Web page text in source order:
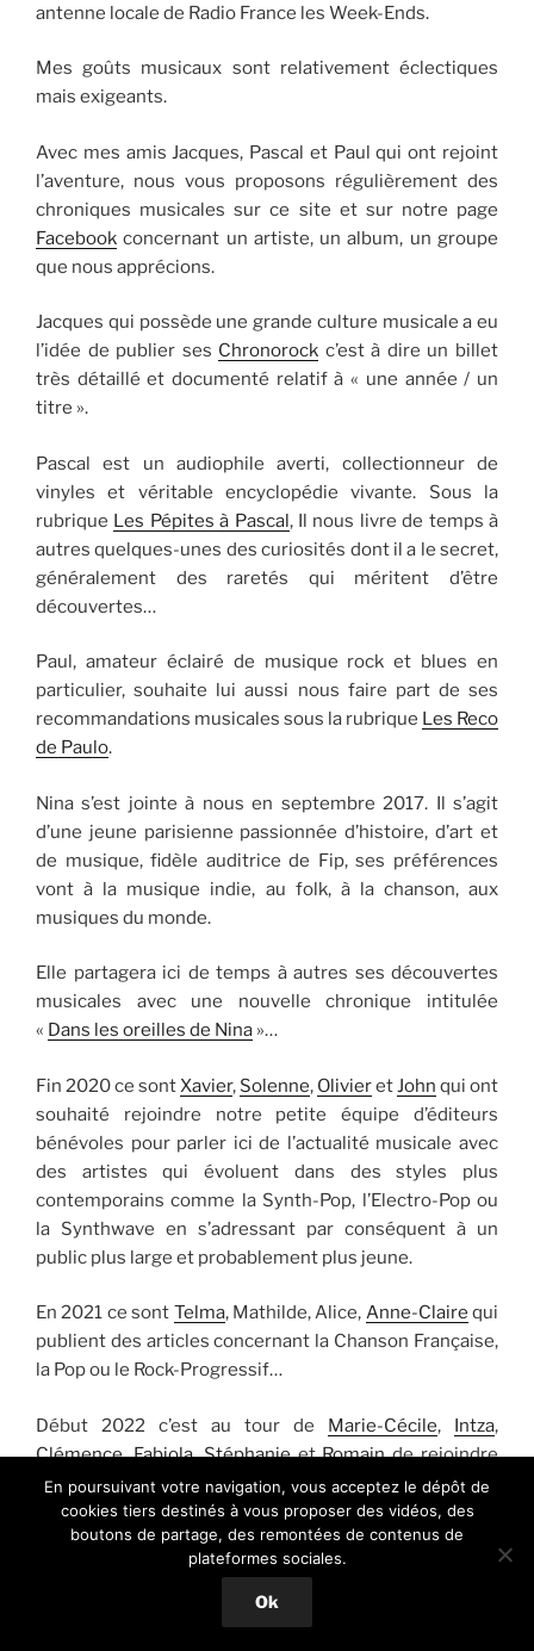
antenne locale de Radio France les Week-Ends.
Mes goûts musicaux sont relativement éclectiques
mais exigeants.
Avec mes amis Jacques, Pascal et Paul qui ont rejoint
l’aventure, nous vous proposons régulièrement des
chroniques musicales sur ce site et sur notre page
Facebook concernant un artiste, un album, un groupe
que nous apprécions.
Jacques qui possède une grande culture musicale a eu
l’idée de publier ses Chronorock c’est à dire un billet
très détaillé et documenté relatif à « une année / un
titre ».
Pascal est un audiophile averti, collectionneur de
vinyles et véritable encyclopédie vivante. Sous la
rubrique Les Pépites à Pascal, Il nous livre de temps à
autres quelques-unes des curiosités dont il a le secret,
généralement des raretés qui méritent d’être
découvertes…
Paul, amateur éclairé de musique rock et blues en
particulier, souhaite lui aussi nous faire part de ses
recommandations musicales sous la rubrique Les Reco
de Paulo.
Nina s’est jointe à nous en septembre 2017. Il s’agit
d’une jeune parisienne passionnée d’histoire, d’art et
de musique, fidèle auditrice de Fip, ses préférences
vont à la musique indie, au folk, à la chanson, aux
musiques du monde.
Elle partagera ici de temps à autres ses découvertes
musicales avec une nouvelle chronique intitulée
« Dans les oreilles de Nina »…
Fin 2020 ce sontXavier, Solenne, OlivieretJohn qui ont
souhaité rejoindre notre petite équipe d’éditeurs
bénévoles pour parler ici de l’actualité musicale avec
des artistes qui évoluent dans des styles plus
contemporains comme la Synth-Pop, l’Electro-Pop ou
la Synthwave en s’adressant par conséquent à un
public plus large et probablement plus jeune.
En 2021 ce sont Telma, Mathilde, Alice, Anne-Claire qui
publient des articles concernant la Chanson Française,
la Pop ou le Rock-Progressif…
Début 2022 c’est au tour de Marie-Cécile, Intza,
Clémence,Fabiola,StéphanieetRomainde rejoindre
notre équipe rédactionnelle et de lui apporter un
regard neuf sur l’actualité musicale.
Victor,Emmanuelle
et
qui ont souhaité apporter leur pierre à
En poursuivant votre navigation, vous acceptez le dépôt de
cookies tiers destinés à vous proposer des vidéos, des
boutons de partage, des remontées de contenus de
plateformes sociales.
Ok